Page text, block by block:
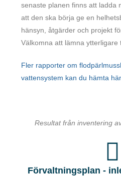
senaste planen finns att ladda
att den ska börja ge en
hänsyn, åtgärder och projekt
Välkomna att lämna ytterligare
Fler rapporter om
vattensystem kan du hämta här
Resultat från inventering
Förvaltningsplan -